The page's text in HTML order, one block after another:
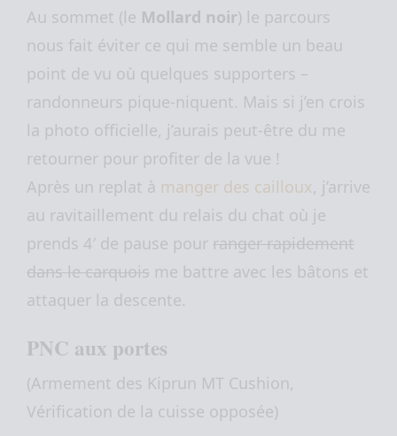
Au sommet (le Mollard noir) le parcours
nous fait éviter ce qui me semble un beau
point de vu où quelques supporters –
randonneurs pique-niquent. Mais si j’en crois
la photo officielle, j’aurais peut-être du me
retourner pour profiter de la vue !
Après un replat à manger des cailloux, j’arrive
au ravitaillement du relais du chat où je
prends 4′ de pause pour ranger rapidement
dans le carquois me battre avec les bâtons et
attaquer la descente.
PNC aux portes
(Armement des Kiprun MT Cushion,
Vérification de la cuisse opposée)